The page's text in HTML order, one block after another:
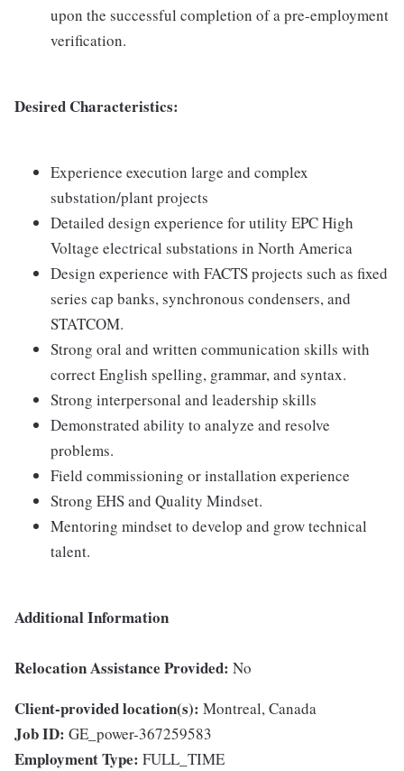
upon the successful completion of a pre-employment
verification.
Desired Characteristics:
Experience execution large and complex
substation/plant projects
Detailed design experience for utility EPC High
Voltage electrical substations in North America
Design experience with FACTS projects such as fixed
series cap banks, synchronous condensers, and
STATCOM.
Strong oral and written communication skills with
correct English spelling, grammar, and syntax.
Strong interpersonal and leadership skills
Demonstrated ability to analyze and resolve
problems.
Field commissioning or installation experience
Strong EHS and Quality Mindset.
Mentoring mindset to develop and grow technical
talent.
Additional Information
Relocation Assistance Provided: No
Client-provided location(s): Montreal, Canada
Job ID: GE_power-367259583
Employment Type: FULL_TIME